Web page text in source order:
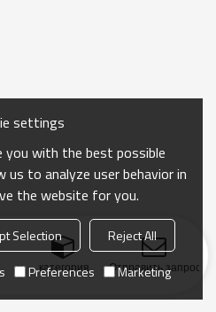
категория Отправить запрос
settings
you with the best possible
us to analyze user behavior in
the website for you.
Selection
Reject All
Preferences Marketing